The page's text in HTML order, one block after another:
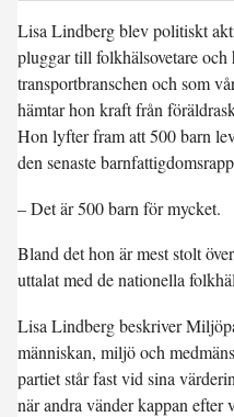
Lisa Lindberg blev politiskt
pluggar till folkhälsovetare
transportbranschen och som
hämtar hon kraft från
Hon lyfter fram att 500 barn
den senaste
– Det är 500 barn för mycket.
Bland det hon är mest stolt
uttalat med de nationella
Lisa Lindberg beskriver
människan, miljö och
partiet står fast vid sina
när andra vänder kappan